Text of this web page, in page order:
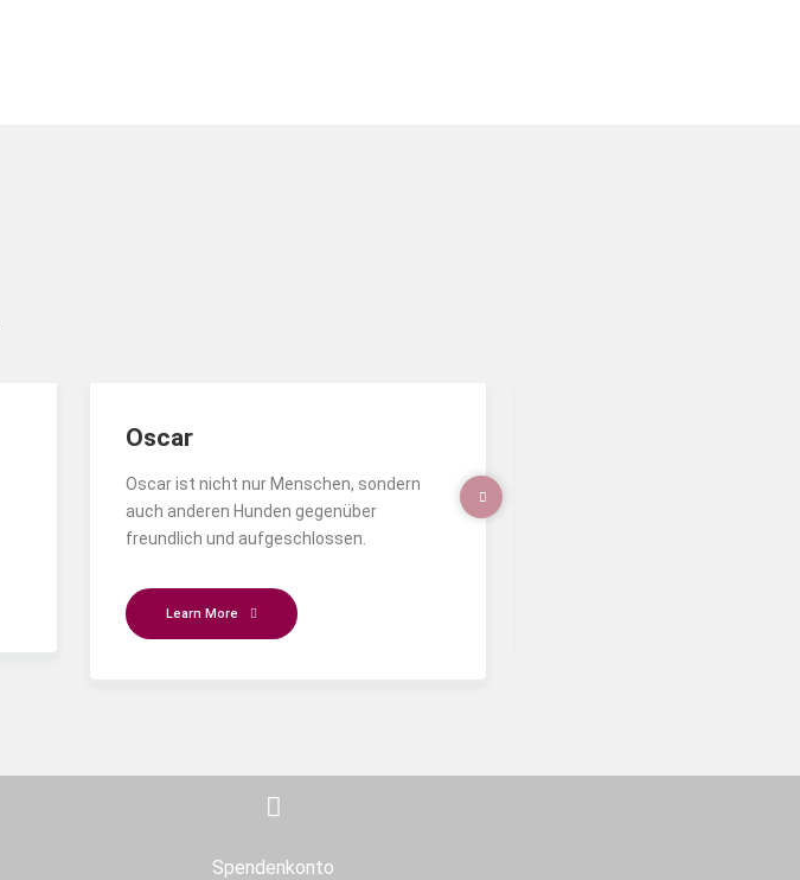
Oscar
Oscar ist nicht nur Menschen, sondern
auch anderen Hunden gegenüber
freundlich und aufgeschlossen.
Learn More
Spendenkonto